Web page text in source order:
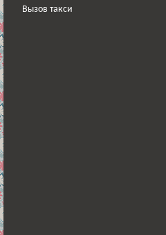
Вызов такси